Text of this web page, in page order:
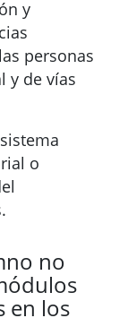
y
personas
y de vías
o
no
en los